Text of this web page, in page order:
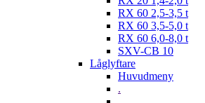
RX 60 2,5-3,5 t
RX 60 3,5-5,0 t
RX 60 6,0-8,0 t
SXV-CB 10
Låglyftare
Huvudmeny
.